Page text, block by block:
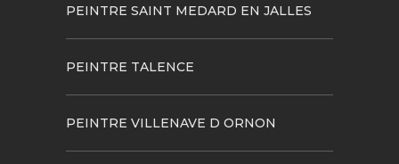
PEINTRE SAINT MEDARD EN JALLES
PEINTRE TALENCE
PEINTRE VILLENAVE D ORNON